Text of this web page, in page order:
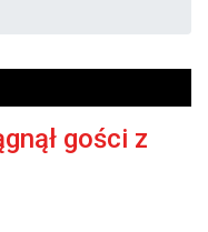
gości z